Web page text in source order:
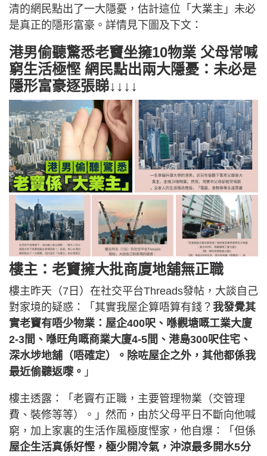
清的網民點出了一大隱憂，估計這位「大業主」未必
是真正的隱形富豪。詳情見下圖及下文：
港男偷聽驚悉老竇坐擁10物業 父母常喊
窮生活極慳 網民點出兩大隱憂：未必是
隱形富豪逐張睇↓↓↓↓
樓主：老竇擁大批商廈地舖無正職
樓主昨天（7日）在社交平台Threads發帖，大談自己
對家境的疑惑：「其實我屋企算唔算有錢？ 我發覺其
實老竇有唔少物業：屋企400呎、喺觀塘嘅工業大廈
2-3間、喺旺角嘅商業大廈4-5間、港島300呎住宅、
深水埗地舖（唔確定）。除咗屋企之外，其他都係我
最近偷聽返嚟。 」
樓主透露：「老竇冇正職，主要管理物業（交管理
費、裝修等等）。」然而，由於父母平日不斷向他喊
窮，加上家裏的生活作風極度慳家，他自爆：「但係
屋企生活真係好慳，極少開冷氣，沖涼最多開水5分